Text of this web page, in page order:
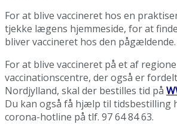
For at blive vaccineret hos en
tjekke lægens hjemmeside, for at
bliver vaccineret hos den pågældende.
For at blive vaccineret på et af
vaccinationscentre, der også er
Nordjylland, skal der bestilles tid på
Du kan også få hjælp til tidsbestilling
corona-hotline på tlf. 97 64 84 63.